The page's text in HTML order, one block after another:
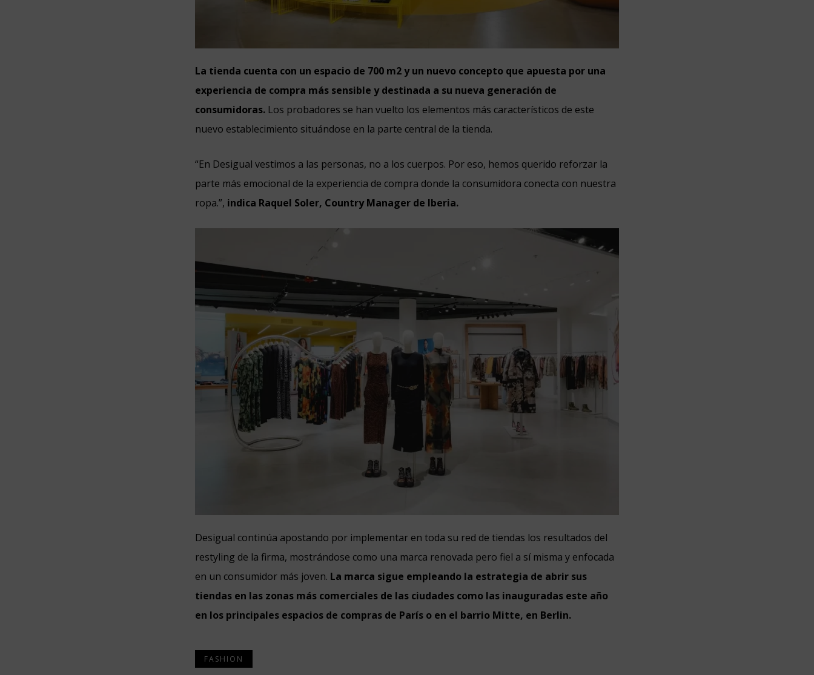
La tienda cuenta con un espacio de 700 m2 y un nuevo concepto que apuesta por una
experiencia de compra más sensible y destinada a su nueva generación de
consumidoras. Los probadores se han vuelto los elementos más característicos de este
nuevo establecimiento situándose en la parte central de la tienda.
“En Desigual vestimos a las personas, no a los cuerpos. Por eso, hemos querido reforzar la
parte más emocional de la experiencia de compra donde la consumidora conecta con nuestra
ropa.”, indica Raquel Soler, Country Manager de Iberia.
Desigual continúa apostando por implementar en toda su red de tiendas los resultados del
restyling de la firma, mostrándose como una marca renovada pero fiel a sí misma y enfocada
en un consumidor más joven. La marca sigue empleando la estrategia de abrir sus
tiendas en las zonas más comerciales de las ciudades como las inauguradas este año
en los principales espacios de compras de París o en el barrio Mitte, en Berlin.
FASHION